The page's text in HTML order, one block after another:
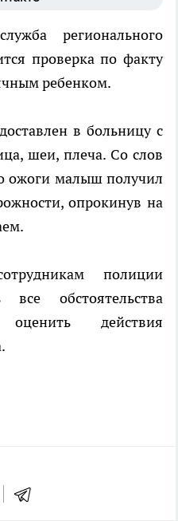
регионального
проверка по факту
ребенком.
в больницу с
шеи, плеча. Со слов
ожоги малыш получил
опрокинув на
полиции
все обстоятельства
действия